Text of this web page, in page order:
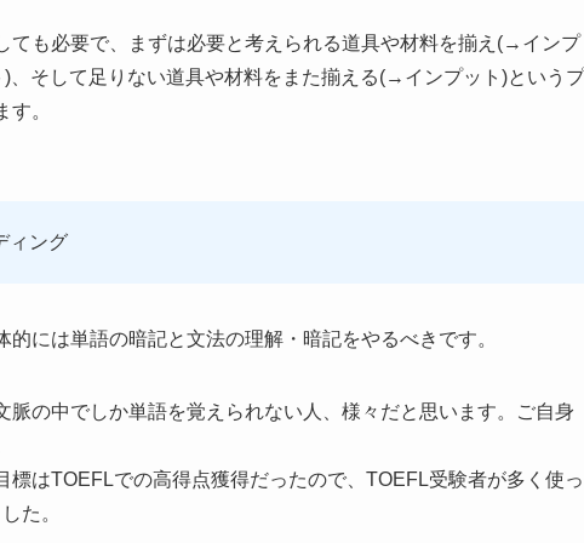
ても必要で、まずは必要と考えられる道具や材料を揃え(→インプ
そして足りない道具や材料をまた揃える(→インプット)というプ
。
ィング
には単語の暗記と文法の理解・暗記をやるべきです。
の中でしか単語を覚えられない人、様々だと思います。ご自身
はTOEFLでの高得点獲得だったので、TOEFL受験者が多く使っ
た。